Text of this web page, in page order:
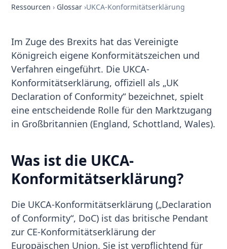
Ressourcen › Glossar ›UKCA-Konformitätserklärung
Im Zuge des Brexits hat das Vereinigte
Königreich eigene Konformitätszeichen und
Verfahren eingeführt. Die UKCA-
Konformitätserklärung, offiziell als „UK
Declaration of Conformity“ bezeichnet, spielt
eine entscheidende Rolle für den Marktzugang
in Großbritannien (England, Schottland, Wales).
Was ist die UKCA-
Konformitätserklärung?
Die UKCA-Konformitätserklärung („Declaration
of Conformity“, DoC) ist das britische Pendant
zur CE-Konformitätserklärung der
Europäischen Union. Sie ist verpflichtend für